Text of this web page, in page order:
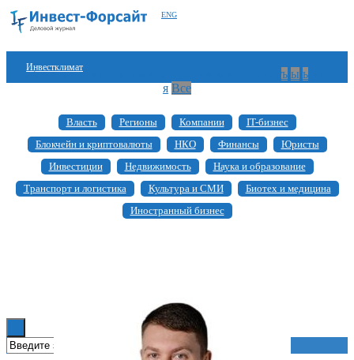
ENG
Инвестклимат
Инвестиции
Блокчейн
Стартапы
а б в г д е ж ъ ы ь
я Все
Власть Регионы Компании
IT-бизнес
Блокчейн и криптовалюты
НКО Финансы
Юристы
Инвестиции
Недвижимость
Наука и образование
Транспорт и логистика
Культура и СМИ
Биотех и медицина
Иностранный бизнес